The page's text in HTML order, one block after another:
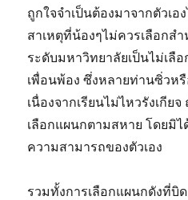
ถูกใจจำเป็นต้องมาจากตัวเ
สาเหตุที่น้องๆไม่ควรเลือกส
ระดับมหาวิทยาลัยเป็นไม่เลื
เพื่อนพ้อง ซึ่งหลายท่านซิ่วห
เนื่องจากเรียนไม่ไหวรังเกียจ
เลือกแผนกตามสหาย โดยมิ
ความสามารถของตัวเอง
รวมทั้งการเลือกแผนกดังที่บิ